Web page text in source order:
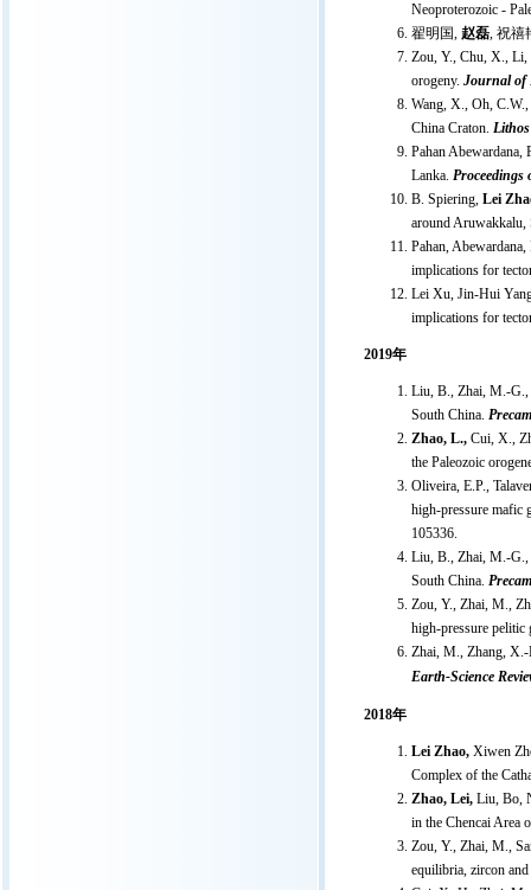
Neoproterozoic -
翟明国, 赵磊, 祝禧
Zou, Y., Chu, X.,
orogeny. Journal of
Wang, X., Oh,
China Craton. Lithos
Pahan
Lanka. Proceedings
B. Spiering, Lei
around
Pahan,
implications for
Lei Xu, Jin-Hui
implications for
2019年
Liu, B., Zhai, M.-G.,
South China.
Zhao, L., Cui, X.,
the Paleozoic
Oliveira, E.P.,
high-pressure mafic
105336.
Liu, B., Zhai, M.-G.,
South China.
Zou, Y., Zhai, M.,
high-pressure pelitic
Zhai, M., Zhang,
Earth-Science
2018年
Lei Zhao, Xiwen
Complex of the
Zhao, Lei, Liu, Bo,
in the Chencai Area
Zou, Y., Zhai, M.,
equilibria, zircon